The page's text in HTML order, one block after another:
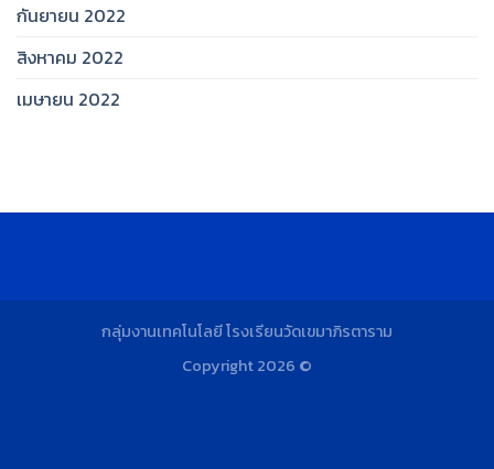
กันยายน 2022
สิงหาคม 2022
เมษายน 2022
กลุ่มงานเทคโนโลยี โรงเรียนวัดเขมาภิรตาราม
Copyright 2026 ©